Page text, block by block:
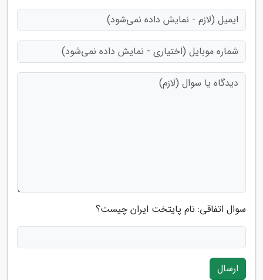
سوال اتفاقی: نام پایتخت ایران چیست؟
ارسال